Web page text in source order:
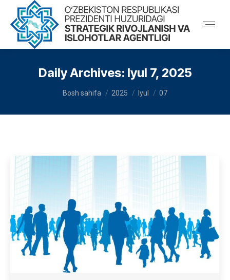
Daily Archives: Iyul 7, 2025
You are here:
Bosh sahifa 2025 Iyul 07